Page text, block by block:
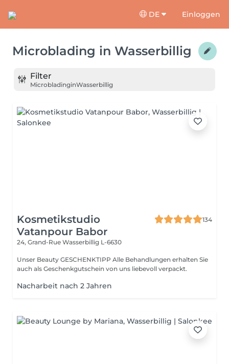
DE Einloggen
Microblading in Wasserbillig
Filter
MicrobladinginWasserbillig
Kosmetikstudio
Vatanpour Babor
134
24, Grand-Rue Wasserbillig L-6630
Unser Beauty GESCHENKTIPP Alle Behandlungen erhalten Sie
auch als Geschenkgutschein von uns liebevoll verpackt.
Nacharbeit nach 2 Jahren